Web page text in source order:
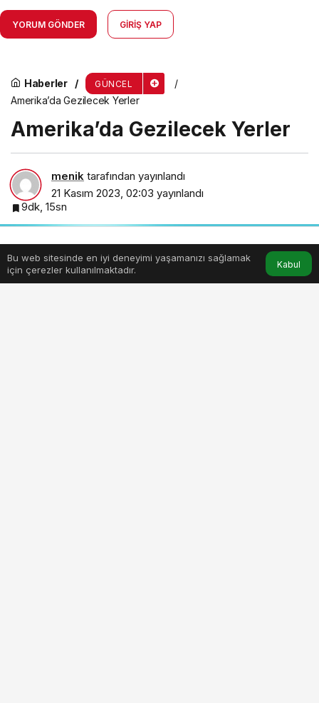
YORUM GÖNDER GIRIŞ YAP
Haberler GÜNCEL
Amerika’da Gezilecek Yerler
Amerika’da Gezilecek Yerler
menik tarafından yayınlandı
21 Kasım 2023, 02:03 yayınlandı
9dk, 15sn
Bu web sitesinde en iyi deneyimi yaşamanızı sağlamak
için çerezler kullanılmaktadır.
Kabul
Anasayfa Akış Hesabım